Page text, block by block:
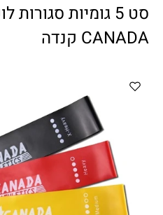
ווטצאפ (הודעות
מענה טלפוני:
בין השעות 9:00-17:00
לחיצת כפתור
citysport2@013.net
CANADA קנדה